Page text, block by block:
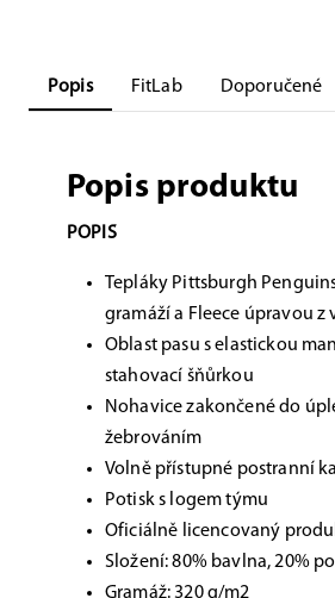
Popis FitLab Doporučené
Popis produktu
POPIS
Tepláky Pittsburgh
gramáží a Fleece úpravou z
Oblast pasu s elastickou
stahovací šňůrkou
Nohavice zakončené do
žebrováním
Volně přístupné postranní
Potisk s logem týmu
Oficiálně licencovaný
Složení: 80% bavlna, 20%
Gramáž: 320 g/m2